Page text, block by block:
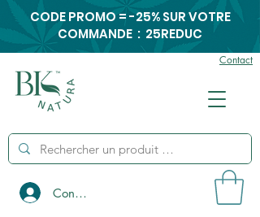
Contact
Connexion
CODE PROMO = -25% SUR VOTRE
COMMANDE : 25REDUC